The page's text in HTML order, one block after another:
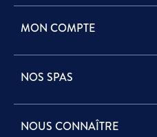
MON COMPTE
NOS SPAS
NOUS CONNAÎTRE